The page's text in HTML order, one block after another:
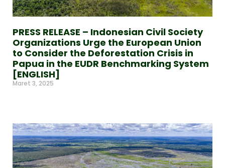
PRESS RELEASE – Indonesian Civil Society
Organizations Urge the European Union
to Consider the Deforestation Crisis in
Papua in the EUDR Benchmarking System
[ENGLISH]
Maret 3, 2025